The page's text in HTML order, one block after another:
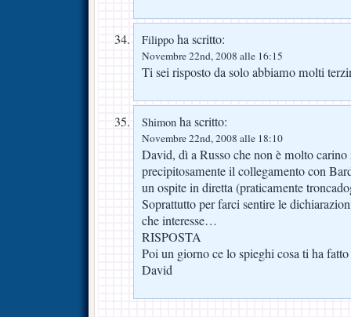
Filippo ha scritto:
Novembre 22nd, 2008 alle 16:15
Ti sei risposto da solo abbiamo molti
Shimon ha scritto:
Novembre 22nd, 2008 alle 18:10
David, dì a Russo che non è molto
precipitosamente il collegamento con
un ospite in diretta (praticamente
Soprattutto per farci sentire le
che interesse…
RISPOSTA
Poi un giorno ce lo spieghi cosa ti ha
David